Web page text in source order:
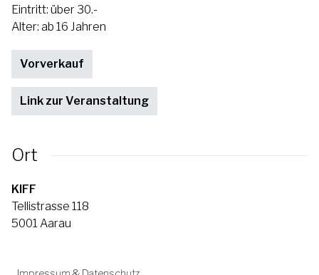
Eintritt: über 30.-
Alter: ab 16 Jahren
Vorverkauf
Link zur Veranstaltung
Ort
KIFF
Tellistrasse 118
5001 Aarau